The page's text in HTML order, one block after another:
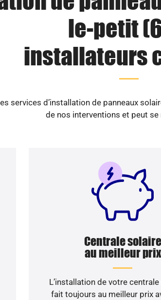
le-petit
installateurs
services d’installation de panneaux
de nos interventions et peut se
Centrale solaire
au meilleur prix
L’installation de votre
fait toujours au meilleur prix